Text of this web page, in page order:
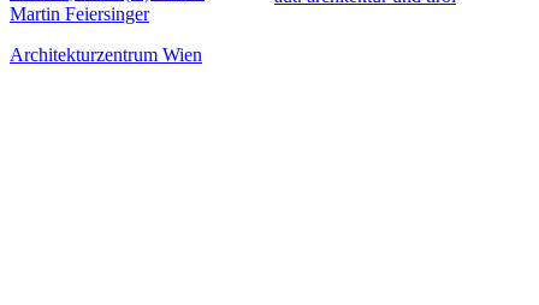
Martin Feiersinger
Architekturzentrum Wien